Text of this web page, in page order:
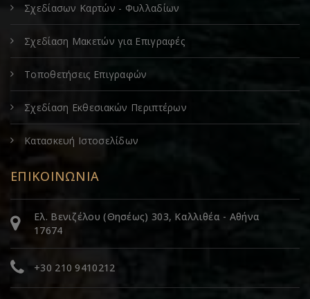
Σχεδίασων Καρτών - Φυλλαδίων
Σχεδίαση Μακετών για Επιγραφές
Τοποθετήσεις Επιγραφών
Σχεδίαση Εκθεσιακών Περιπτέρων
Κατασκευή Ιστοσελίδων
ΕΠΙΚΟΙΝΩΝΙΑ
Ελ. Βενιζέλου (Θησέως) 303, Καλλιθέα - Αθήνα
17674
+30 210 9410212